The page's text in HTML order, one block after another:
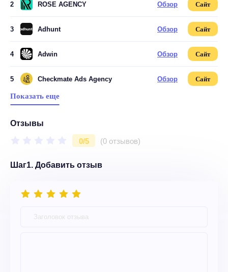
2 ROSE AGENCY Обзор Сайт
3 Adhunt Обзор Сайт
4 Adwin Обзор Сайт
5 Checkmate Ads Agency Обзор Сайт
Показать еще
Отзывы
0/5 (0 отзывов)
Шаг1. Добавить отзыв